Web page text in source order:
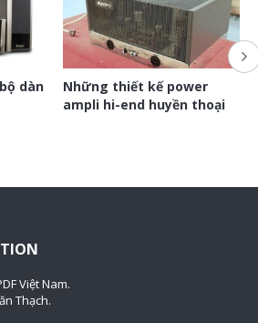
dàn
Những thiết kế power
ampli hi-end huyền thoại
Việt Nam.
Thạch.